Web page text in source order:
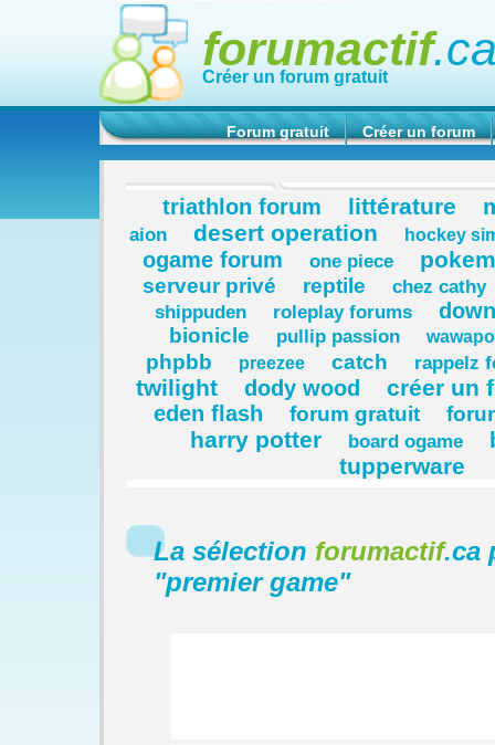
forumactif
Créer un forum gratuit
Forum gratuit Créer un forum
triathlon forum littérature
aion desert operation hockey
ogame forum one piece
serveur privé reptile
chez cathy
shippuden
roleplay forums
bionicle pullip passion
phpbb preezee catch rappelz
twilight dody wood créer un
eden flash forum gratuit
harry potter board ogame
tupperware
La sélection forumactif.ca
"premier game"